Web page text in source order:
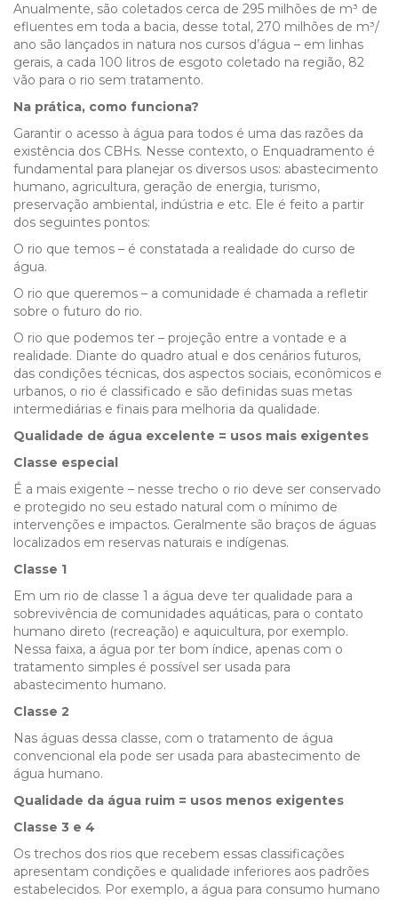
Anualmente, são coletados cerca de 295 milhões de m³ de
efluentes em toda a bacia, desse total, 270 milhões de m³/
ano são lançados in natura nos cursos d’água – em linhas
gerais, a cada 100 litros de esgoto coletado na região, 82
vão para o rio sem tratamento.
Na prática, como funciona?
Garantir o acesso à água para todos é uma das razões da
existência dos CBHs. Nesse contexto, o Enquadramento é
fundamental para planejar os diversos usos: abastecimento
humano, agricultura, geração de energia, turismo,
preservação ambiental, indústria e etc. Ele é feito a partir
dos seguintes pontos:
O rio que temos – é constatada a realidade do curso de
água.
O rio que queremos – a comunidade é chamada a refletir
sobre o futuro do rio.
O rio que podemos ter – projeção entre a vontade e a
realidade. Diante do quadro atual e dos cenários futuros,
das condições técnicas, dos aspectos sociais, econômicos e
urbanos, o rio é classificado e são definidas suas metas
intermediárias e finais para melhoria da qualidade.
Qualidade de água excelente = usos mais exigentes
Classe especial
É a mais exigente – nesse trecho o rio deve ser conservado
e protegido no seu estado natural com o mínimo de
intervenções e impactos. Geralmente são braços de águas
localizados em reservas naturais e indígenas.
Classe 1
Em um rio de classe 1 a água deve ter qualidade para a
sobrevivência de comunidades aquáticas, para o contato
humano direto (recreação) e aquicultura, por exemplo.
Nessa faixa, a água por ter bom índice, apenas com o
tratamento simples é possível ser usada para
abastecimento humano.
Classe 2
Nas águas dessa classe, com o tratamento de água
convencional ela pode ser usada para abastecimento de
água humano.
Qualidade da água ruim = usos menos exigentes
Classe 3 e 4
Os trechos dos rios que recebem essas classificações
apresentam condições e qualidade inferiores aos padrões
estabelecidos. Por exemplo, a água para consumo humano